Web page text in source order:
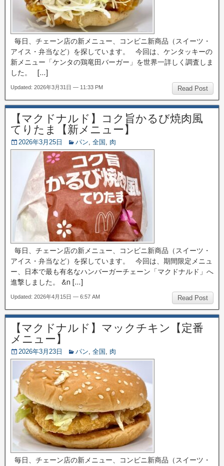
毎日、チェーン店の新メニュー、コンビニ新商品（スイーツ・
アイス・弁当など）を探しています。 今回は、ケンタッキーの
新メニュー「ケンタの鶏竜田バーガー」を世界一詳しく調査しま
した。 […]
Read Post
Updated: 2026年3月31日 — 11:33 PM
【マクドナルド】コク旨かるび焼肉風
てりたま【新メニュー】
2026年3月25日 パン, 全国 , 肉
毎日、チェーン店の新メニュー、コンビニ新商品（スイーツ・
アイス・弁当など）を探しています。 今回は、期間限定メニュ
ー、日本で最も有名なハンバーガーチェーン「マクドナルド」へ
進撃しました。 &n […]
Read Post
Updated: 2026年4月15日 — 6:57 AM
【マクドナルド】マックチキン【定番
メニュー】
2026年3月23日 パン, 全国 , 肉
毎日、チェーン店の新メニュー、コンビニ新商品（スイーツ・